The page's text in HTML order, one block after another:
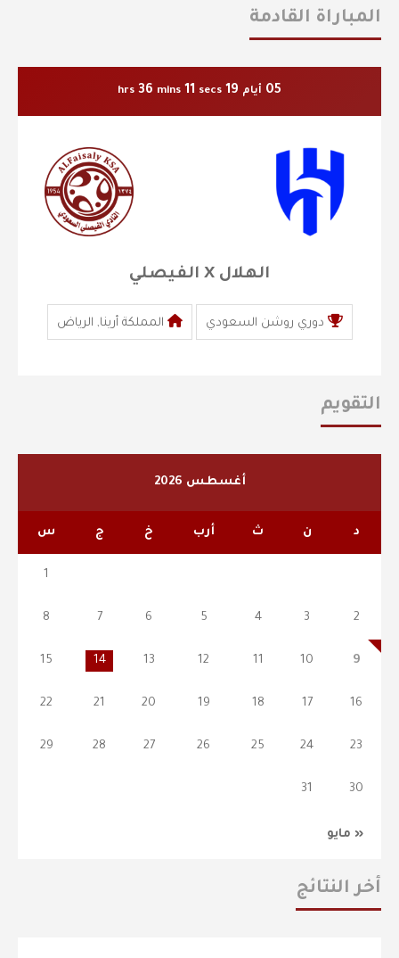
المباراة القادمة
05 أيام 19
hrs 36 mins 10secs
الهلال X الفيصلي
دوري روشن السعودي المملكة أرينا, الرياض
التقويم
أغسطس 2026
د ن ث أرب خ ج س
« مايو
1
2
3
4
5
6
7
8
9
10
11
12
13
14
15
16
17
18
19
20
21
22
23
24
25
26
27
28
29
30
31
أخر النتائج